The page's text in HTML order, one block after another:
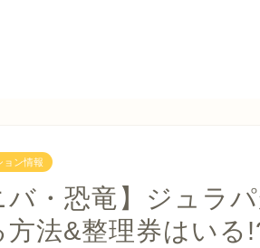
ョン情報
バ・恐竜】ジュラ
方法&整理券はいる